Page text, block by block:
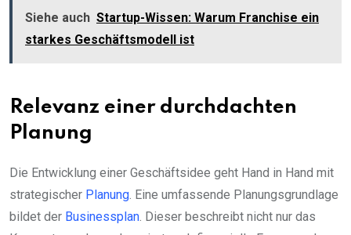
Siehe auch Startup-Wissen: Warum Franchise ein
starkes Geschäftsmodell ist
Relevanz einer durchdachten
Planung
Die Entwicklung einer Geschäftsidee geht Hand in Hand mit
strategischer Planung. Eine umfassende Planungsgrundlage
bildet der Businessplan. Dieser beschreibt nicht nur das